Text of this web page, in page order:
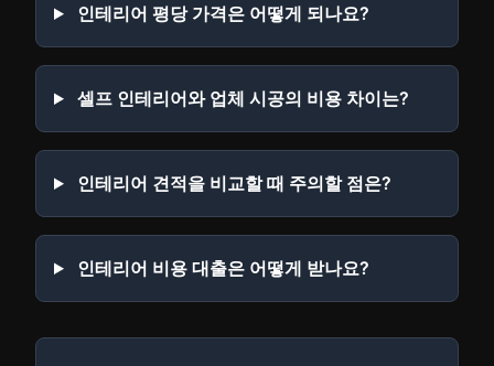
인테리어 평당 가격은 어떻게 되나요?
셀프 인테리어와 업체 시공의 비용 차이는?
인테리어 견적을 비교할 때 주의할 점은?
인테리어 비용 대출은 어떻게 받나요?